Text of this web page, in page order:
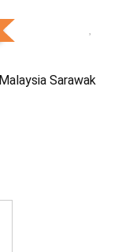
Sarawak